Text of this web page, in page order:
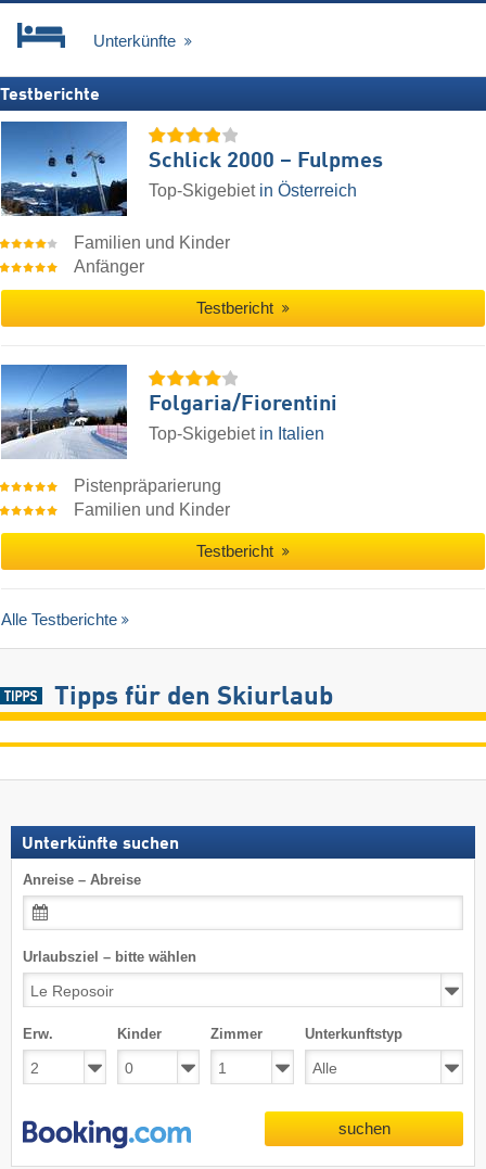
Unterkünfte
Testberichte
Schlick 2000 – Fulpmes
Top-Skigebiet in Österreich
Familien und Kinder
Anfänger
Testbericht
Folgaria/​Fiorentini
Top-Skigebiet in Italien
Pistenpräparierung
Familien und Kinder
Testbericht
Alle Testberichte
Tipps für den Skiurlaub
Unterkünfte suchen
Anreise – Abreise
Urlaubsziel – bitte wählen
Erw. Kinder Zimmer Unterkunftstyp
suchen